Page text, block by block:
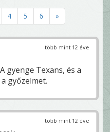
4 5 6 »
több mint 12 éve
gyenge Texans, és a
győzelmet.
több mint 12 éve